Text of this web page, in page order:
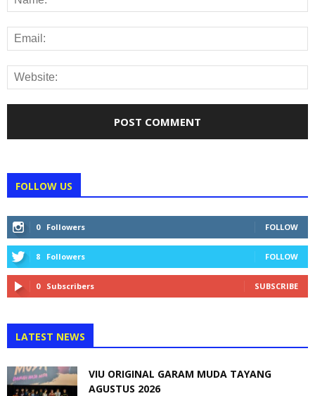
FOLLOW US
0 Followers FOLLOW
8 Followers FOLLOW
0 Subscribers SUBSCRIBE
LATEST NEWS
VIU ORIGINAL GARAM MUDA TAYANG
AGUSTUS 2026